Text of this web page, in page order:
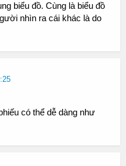
biểu đồ. Cùng là biểu đồ
nhìn ra cái khác là do
có thể dễ dàng như